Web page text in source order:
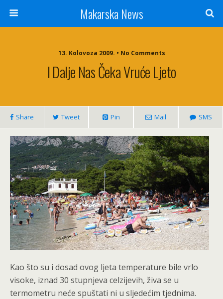
Makarska News
13. Kolovoza 2009. • No Comments
I Dalje Nas Čeka Vruće Ljeto
Share Tweet Pin Mail SMS
Kao što su i dosad ovog ljeta temperature bile vrlo
visoke, iznad 30 stupnjeva celzijevih, živa se u
termometru neće spuštati ni u sljedećim tjednima.